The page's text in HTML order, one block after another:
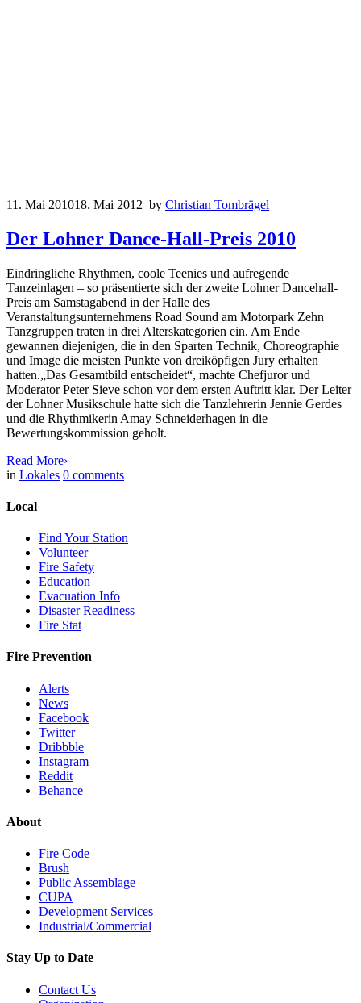
11. Mai 201018. Mai 2012 by Christian Tombrägel
Der Lohner Dance-Hall-Preis 2010
Eindringliche Rhythmen, coole Teenies und aufregende
Tanzeinlagen – so präsentierte sich der zweite Lohner Dancehall-
Preis am Samstagabend in der Halle des
Veranstaltungsunternehmens Road Sound am Motorpark Zehn
Tanzgruppen traten in drei Alterskategorien ein. Am Ende
gewannen diejenigen, die in den Sparten Technik, Choreographie
und Image die meisten Punkte von dreiköpfigen Jury erhalten
hatten.„Das Gesamtbild entscheidet“, machte Chefjuror und
Moderator Peter Sieve schon vor dem ersten Auftritt klar. Der Leiter
der Lohner Musikschule hatte sich die Tanzlehrerin Jennie Gerdes
und die Rhythmikerin Amay Schneiderhagen in die
Bewertungskommission geholt.
Read More›
in Lokales 0 comments
Local
Find Your Station
Volunteer
Fire Safety
Education
Evacuation Info
Disaster Readiness
Fire Stat
Fire Prevention
Alerts
News
Facebook
Twitter
Dribbble
Instagram
Reddit
Behance
About
Fire Code
Brush
Public Assemblage
CUPA
Development Services
Industrial/Commercial
Stay Up to Date
Contact Us